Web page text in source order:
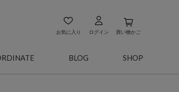
お気に入り ログイン 買い物かご
BLOG SHOP